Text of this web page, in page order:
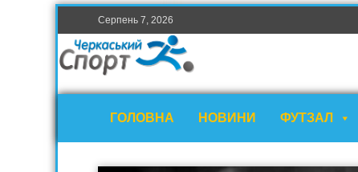
Серпень 7, 2026
ГОЛОВНА НОВИНИ ФУТЗАЛ